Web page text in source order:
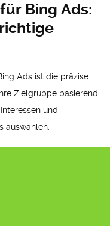
Bing Ads:
Ads ist die präzise
Zielgruppe basierend
und
auswählen.